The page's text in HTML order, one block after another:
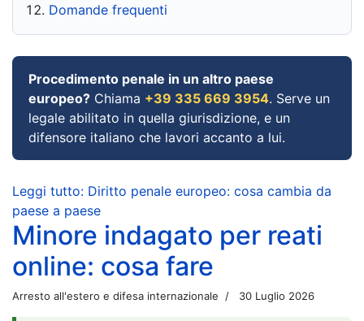
Domande frequenti
Procedimento penale in un altro paese
europeo? Chiama +39 335 669 3954. Serve un
legale abilitato in quella giurisdizione, e un
difensore italiano che lavori accanto a lui.
Leggi tutto: Diritto penale europeo: cosa cambia da
paese a paese
Minore indagato per reati
online: cosa fare
Arresto all'estero e difesa internazionale 30 Luglio 2026